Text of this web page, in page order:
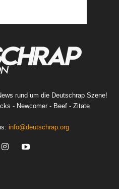
rund um die Deutschrap Szene!
- Newcomer - Beef - Zitate
info@deutschrap.org